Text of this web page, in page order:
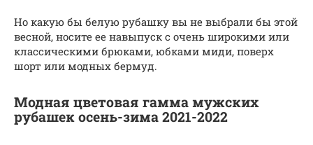
Но какую бы белую рубашку вы не выбрали бы этой
весной, носите ее навыпуск с очень широкими или
классическими брюками, юбками миди, поверх
шорт или модных бермуд.
Модная цветовая гамма мужских
рубашек осень-зима 2021-2022